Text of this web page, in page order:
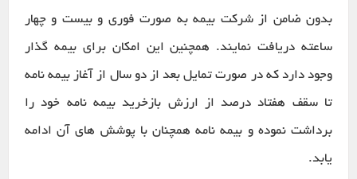
بدون ضامن از شرکت بیمه به صورت فوری و بیست و چهار
ساعته دریافت نمایند. همچنین این امکان برای بیمه گذار
وجود دارد که در صورت تمایل بعد از دو سال از آغاز بیمه نامه
تا سقف هفتاد درصد از ارزش بازخرید بیمه نامه خود را
برداشت نموده و بیمه نامه همچنان با پوشش های آن ادامه
یابد.